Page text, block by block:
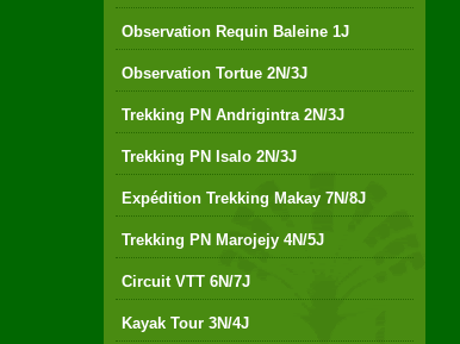
Observation Requin Baleine 1J
Observation Tortue 2N/3J
Trekking PN Andrigintra 2N/3J
Trekking PN Isalo 2N/3J
Expédition Trekking Makay 7N/8J
Trekking PN Marojejy 4N/5J
Circuit VTT 6N/7J
Kayak Tour 3N/4J